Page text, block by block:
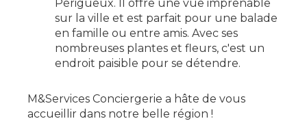
Périgueux. Il offre une vue imprenable
sur la ville et est parfait pour une balade
en famille ou entre amis. Avec ses
nombreuses plantes et fleurs, c'est un
endroit paisible pour se détendre.
M&Services Conciergerie a hâte de vous
accueillir dans notre belle région !